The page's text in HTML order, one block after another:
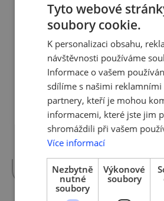
Třetí hlavní konference
příležitostí 2021 je tu pro
se na téma „Nové přístupy
práce se zaměstnanci“.
vás připravili online
můžete zhlédnout na odkazu
YouTube kanálu.
byla Eva Svobodová,
a generální ředitelka AMSP
hosty v rámci konference
vážených a zajímavých
Tyto webové
soubory cookie.
K personalizaci obsahu,
návštěvnosti používáme
Informace o vašem
sdílíme s našimi reklamními
partnery, kteří je mohou
informacemi, které jste jim
shromáždili při vašem
Více informací
Nezbytně
nutné
soubory
Výkonové
soubory